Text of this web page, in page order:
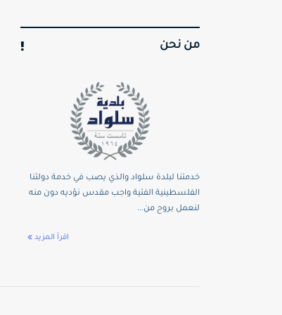
من نحن
خدمتنا لبلدة سلواد والذي يصب في خدمة دولتنا
الفلسطينية الفتية واجب مقدس نؤديه دون منه
لنعمل بروح من...
اقرأ المزيد